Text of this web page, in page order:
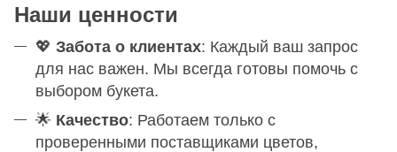
Наши ценности
💖 Забота о клиентах: Каждый ваш запрос
для нас важен. Мы всегда готовы помочь с
выбором букета.
🌟 Качество: Работаем только с
проверенными поставщиками цветов,